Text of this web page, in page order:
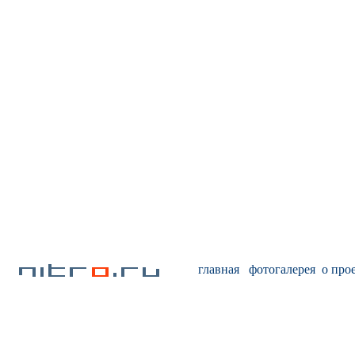
главная фотогалерея о